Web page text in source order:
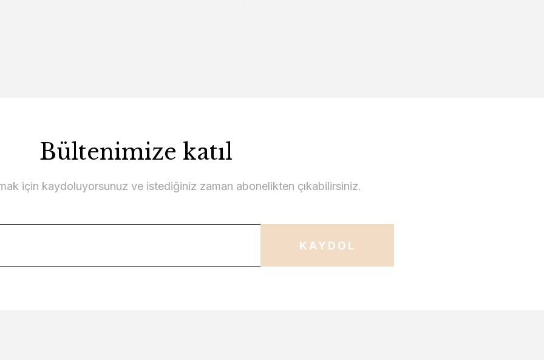
Bültenimize katıl
için kaydoluyorsunuz ve istediğiniz zaman abonelikten çıkabilirsiniz.
KAYDOL